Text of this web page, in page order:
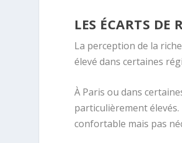
LES ÉCARTS DE
La perception de la
élevé dans certaines
À Paris ou dans
particulièrement
confortable mais pas